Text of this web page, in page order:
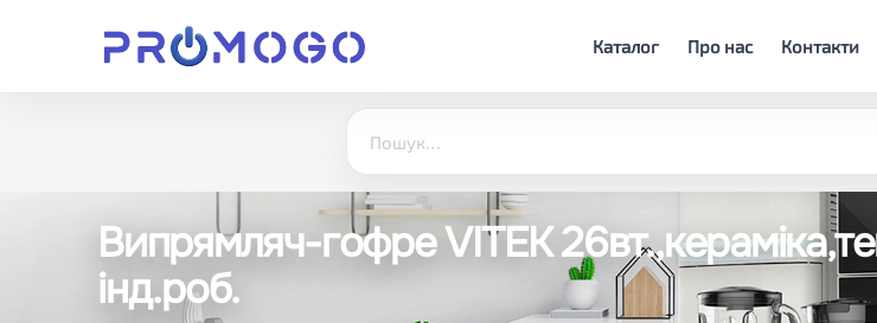
Каталог Про нас Контакти
Випрямляч-гофре VITEK
інд.роб.